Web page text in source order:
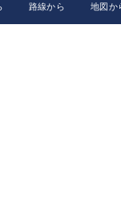
路線から 地図か